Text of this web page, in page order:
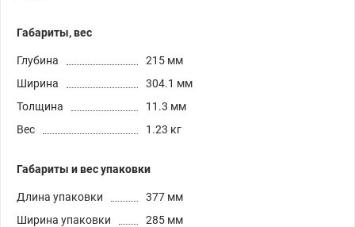
Габариты, вес
Глубина
215 мм
Ширина
304.1 мм
Толщина
11.3 мм
Вес
1.23 кг
Габариты и вес упаковки
Длина упаковки
377 мм
Ширина упаковки
285 мм